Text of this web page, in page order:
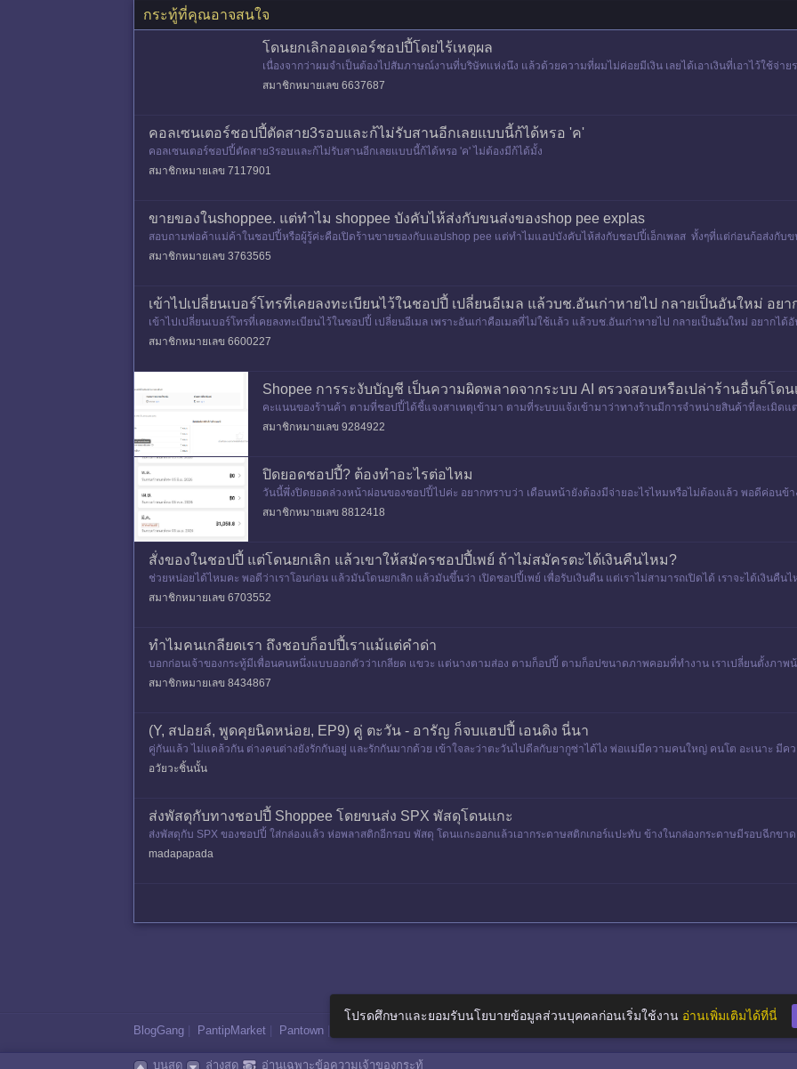
กระทู้ที่คุณอาจสนใจ
โดนยกเลิกออเดอร์ชอปปี้โดยไร้เหตุผล
เนื่องจากว่าผมจำเป็นต้องไปสัมภาษณ์งานที่บริษัทแห่งนึง แล้วด้วยความที่ผมไม่ค่อยมีเงิน เลยได้เอาเงินที่เอาไว้ใช้จ่า
ก็ปกติดีครับ(สั่งถูกต้องตามกฎระเ
สมาชิกหมายเลข 6637687
คอลเซนเตอร์ชอปปี้ตัดสาย3รอบและก้ไม่รับสานอีกเลยแบบนี้ก้ได้หรอ 'ค'
คอลเซนเตอร์ชอปปี้ตัดสาย3รอบและก้ไม่รับสานอีกเลยแบบนี้ก้ได้หรอ 'ค' ไม่ต้องมีก้ได้มั้ง
สมาชิกหมายเลข 7117901
ขายของในshoppee. แต่ทำไม shoppee บังคับไห้ส่งกับขนส่งของshop pee explas
สอบถามพ่อค้าแม่ค้าในชอปปี้หรือผู้รู้ค่ะคือเปิดร้านขายของกับแอปshop pee แต่ทำไมแอปบังคับไห้ส่งกับชอปปี้เอ็กเพลส ทั้งๆที่แต่ก่อนก้อส่งกับ
ไขอ
สมาชิกหมายเลข 3763565
เข้าไปเปลี่ยนเบอร์โทรที่เคยลงทะเบียนไว้ในชอปปี้ เปลี่ยนอีเมล แล้วบช.อันเก่าหายไป กลายเป็นอันใหม่ อย
เข้าไปเปลี่ยนเบอร์โทรที่เคยลงทะเบียนไว้ในชอปปี้ เปลี่ยนอีเมล เพราะอันเก่าคือเมลที่ไม่ใช้เเล้ว แล้วบช.อันเก่าหายไป กลายเป็นอันใหม่ อยากได้
ชอปปี้ ติ
สมาชิกหมายเลข 6600227
Shopee การระงับบัญชี เป็นความผิดพลาดจากระบบ AI ตรวจสอบหรือเปล่าร้านอื่นก็โดน
คะแนนของร้านค้า ตามที่ชอปปี้ได้ชี้แจงสาเหตุเข้ามา ตามที่ระบบแจ้งเข้ามาว่าทางร้านมีการจำหน่ายสินค้าที่ละเมิ
ปี กรณีที่สินค้าถูกละเมิดจะมีการเตือนหรือช
สมาชิกหมายเลข 9284922
ปิดยอดชอปปี้? ต้องทำอะไรต่อไหม
วันนี้พึ่งปิดยอดล่วงหน้าผ่อนของชอปปี้ไปค่ะ อยากทราบว่า เดือนหน้ายังต้องมีจ่ายอะไรไหมหรือไม่ต้องแล้ว พอดีค่อนข้า
สมาชิกหมายเลข 8812418
สั่งของในชอปปี้ แต่โดนยกเลิก แล้วเขาให้สมัครชอปปี้เพย์ ถ้าไม่สมัครตะได้เงินคืนไหม?
ช่วยหน่อยได้ไหมคะ พอดีว่าเราโอนก่อน แล้วมันโดนยกเลิก แล้วมันขึ้นว่า เปิดชอปปี้เพย์ เพื่อรับเงินคืน แต่เราไม่สามารถเปิดได้ เราจะได้เงินคืนไ
สมาชิกหมายเลข 6703552
ทำไมคนเกลียด​เรา​ ถึงชอบก็อปปี้เราแม้แต่คำด่า​
บอกก่อนเจ้าของกระทู้มีเพื่อนคนหนึ่งแบบออกตัวว่าเกลียด​ แขวะ​ แต่นางตามส่อง​ ตามก็อปปี้​ ตามก็อปขนาด​ภาพคอมที่ทำงาน​ เราเปลี่ยนตั้งภาพ
อาทิตย์​หน
สมาชิกหมายเลข 8434867
(Y, สปอยล์, พูดคุยนิดหน่อย, EP9) คู่ ตะวัน - อารัญ ก็จบแฮปปี้ เอนดิง นี่นา
คู่กันแล้ว ไม่แคล้วกัน ต่างคนต่างยังรักกันอยู่ และรักกันมากด้วย เข้าใจละว่าตะวันไปดีลกับยากูซ่าได้ไง พ่อแม่มีความคนใหญ่ คนโต อะเนาะ มี
ลย คุณพ่อ คุณ
อวัยวะชิ้นนั้น
ส่งพัสดุกับทางชอปปี้ Shoppee โดยขนส่ง SPX พัสดุโดนแกะ
ส่งพัสดุกับ SPX ของชอปปี้ ใส่กล่องแล้ว ห่อพลาสติกอีกรอบ พัสดุ โดนแกะออกแล้วเอากระดาษสติกเกอร์แปะทับ ข้างในกล่องกระดาษมีรอบฉีกขา
madapapada
บนสุด ล่างสุด อ่านเฉพาะข้อความเจ้าของกระทู้
BlogGang PantipMarket Pantown
โปรดศึกษาและยอมรับนโยบายข้อมูลส่วนบุคคลก่อนเริ่มใช้งาน อ่านเพิ่มเติมได้ที่นี่